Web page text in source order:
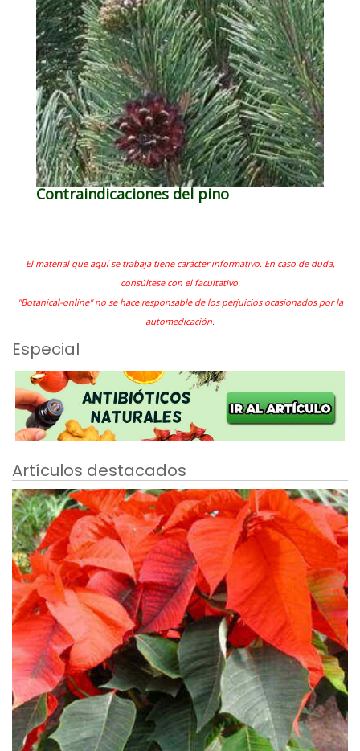
Contraindicaciones del pino
El material que aquí se trabaja tiene carácter informativo. En caso de duda,
consúltese con el facultativo.
"Botanical-online" no se hace responsable de los perjuicios ocasionados por la
automedicación.
Especial
Artículos destacados